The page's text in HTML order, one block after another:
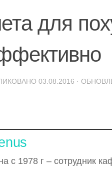
для
03.08.2016 ·
с 1978 г – сотрудник